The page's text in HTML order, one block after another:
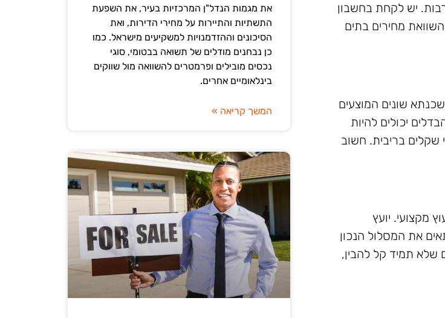
את מגמות הנדל"ן המרכזיות בעיר, את השפעת
התשתיות והתיירות על מחירי הדירות, ואת
הסיכונים וההזדמנויות למשקיעים מישראל. כמו
כן נבחנים מודלים של תשואה בבטומי, סוגי
נכסים מובילים ופרמטרים להשוואה מול שווקים
בינלאומיים אחרים.
המשך קריאה »
יש לקחת בחשבון
מחירים בתים
שונים המוצעים
יכולים להיות
שקלים בריבית. חשוב
מקצועי. יועץ
את המסלול הנכון
שלא תמיד קל להבין,